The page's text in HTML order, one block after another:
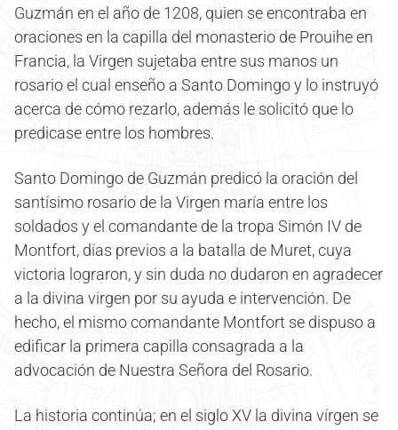
Guzmán en el año de 1208, quien se encontraba en
oraciones en la capilla del monasterio de Prouihe en
Francia, la Virgen sujetaba entre sus manos un
rosario el cual enseño a Santo Domingo y lo instruyó
acerca de cómo rezarlo, además le solicitó que lo
predicase entre los hombres.
Santo Domingo de Guzmán predicó la oración del
santísimo rosario de la Virgen maría entre los
soldados y el comandante de la tropa Simón IV de
Montfort, días previos a la batalla de Muret, cuya
victoria lograron, y sin duda no dudaron en agradecer
a la divina virgen por su ayuda e intervención. De
hecho, el mismo comandante Montfort se dispuso a
edificar la primera capilla consagrada a la
advocación de Nuestra Señora del Rosario.
La historia continúa; en el siglo XV la divina vírgen se